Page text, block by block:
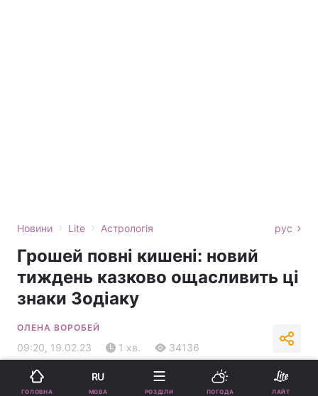
Новини › Lite › Астрологія рус
Грошей повні кишені: новий
тиждень казково ощасливить ці
знаки Зодіаку
ОЛЕНА ВОРОБЕЙ
09:20, 19.02.23 1 хв. 34136
Підпишіться на нас в Google
ГОЛОВНА
RU
МОВА РОЗДІЛИ ПОГОДА ЛАЙТ